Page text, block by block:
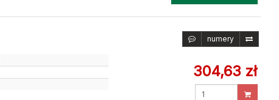
numery
304,63 zł
Wprowadź